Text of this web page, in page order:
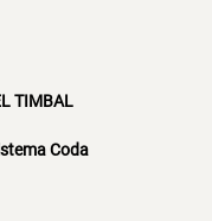
TIMBAL
Coda